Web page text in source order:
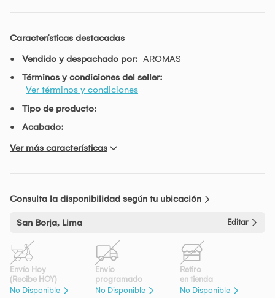
Características destacadas
Vendido y despachado por: AROMAS
Términos y condiciones del seller:
Ver términos y condiciones
Tipo de producto:
Acabado:
Ver más características
Consulta la disponibilidad según tu ubicación
San Borja, Lima Editar
Envío Hoy
(Recibe HOY)
No Disponible
Envío
programado
No Disponible
Retiro
en tienda
No Disponible